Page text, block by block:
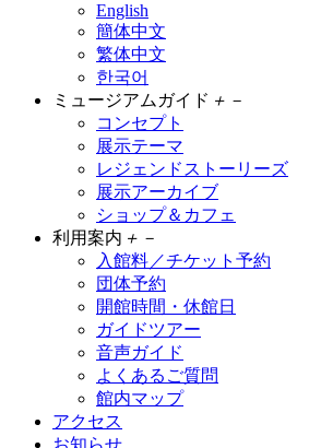
English
簡体中文
繁体中文
한국어
ミュージアムガイド ＋ －
コンセプト
展示テーマ
レジェンドストーリーズ
展示アーカイブ
ショップ＆カフェ
利用案内 ＋ －
入館料／チケット予約
団体予約
開館時間・休館日
ガイドツアー
音声ガイド
よくあるご質問
館内マップ
アクセス